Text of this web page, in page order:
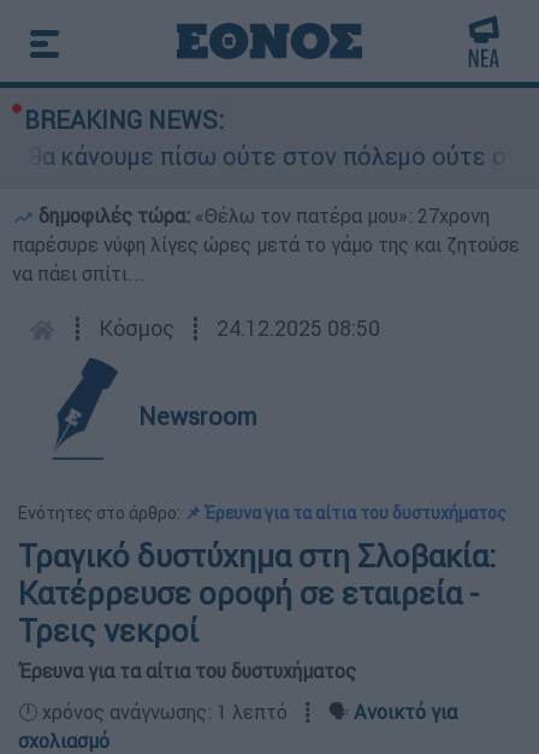
BREAKING NEWS:
κάνουμε πίσω ούτε στον πόλεμο ούτε στις
δημοφιλές τώρα: «Θέλω τον πατέρα μου»: 27χρονη
παρέσυρε νύφη λίγες ώρες μετά το γάμο της και ζητούσε
να πάει σπίτι...
┋ Κόσμος ┋ 24.12.2025 08:50
Newsroom
Ενότητες στο άρθρο: 📌 Έρευνα για τα αίτια του δυστυχήματος
Τραγικό δυστύχημα στη Σλοβακία:
Κατέρρευσε οροφή σε εταιρεία -
Τρεις νεκροί
Έρευνα για τα αίτια του δυστυχήματος
🕛 χρόνος ανάγνωσης: 1 λεπτό ┋ 🗣️ Ανοικτό για
σχολιασμό